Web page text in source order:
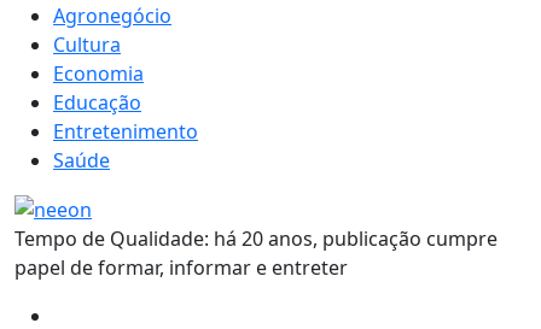
Agronegócio
Cultura
Economia
Educação
Entretenimento
Saúde
Tempo de Qualidade: há 20 anos, publicação cumpre
papel de formar, informar e entreter